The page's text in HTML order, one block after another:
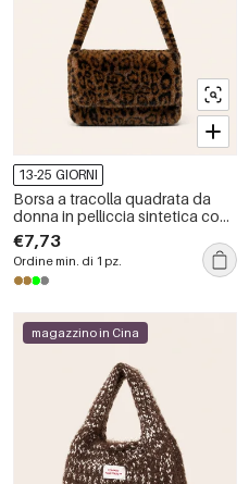
13-25 GIORNI
Borsa a tracolla quadrata da
donna in pelliccia sintetica con
stampa leopardata, stile casual
e soffice.
€7,73
Ordine min. di 1 pz.
magazzino in Cina